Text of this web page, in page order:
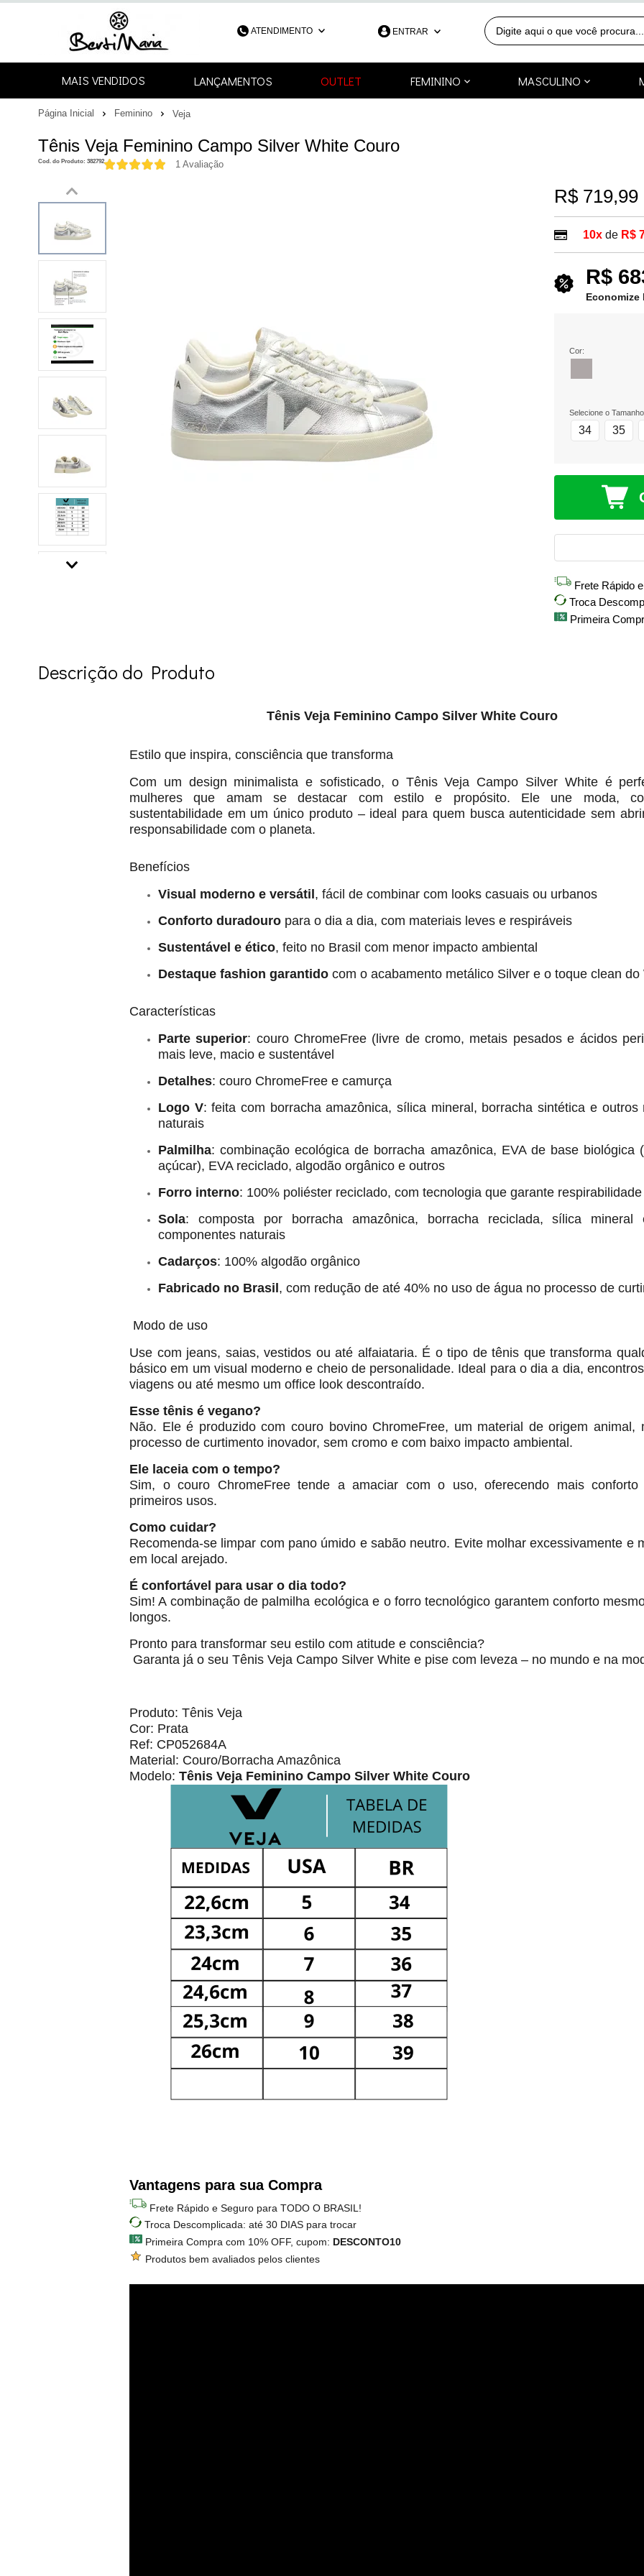
ATENDIMENTO
(48) 3052-4390
48991253418
ENTRAR
MAIS VENDIDOS LANÇAMENTOS OUTLET FEMININO MASCULINO
Página Inicial Feminino Veja
Tênis Veja Feminino Campo Silver White Couro
Cod. do Produto: 382792 1 Avaliação
R$ 719,99
10x de R$
R$
Economize
Cor:
Selecione o
34 35
Frete Rápido
Troca
Primeira
Descrição do Produto
Tênis Veja Feminino Campo Silver White Couro
Estilo que inspira, consciência que transforma
Com um design minimalista e sofisticado, o Tênis Veja Campo Silver White é
mulheres que amam se destacar com estilo e propósito. Ele une moda,
sustentabilidade em um único produto – ideal para quem busca autenticidade sem
responsabilidade com o planeta.
Benefícios
Visual moderno e versátil , fácil de combinar com looks casuais ou urbanos
Conforto duradouro para o dia a dia, com materiais leves e respiráveis
Sustentável e ético, feito no Brasil com menor impacto ambiental
Destaque fashion garantido com o acabamento metálico Silver e o toque clean do
Características
Parte superior: couro ChromeFree (livre de cromo, metais pesados e ácidos
mais leve, macio e sustentável
Detalhes: couro ChromeFree e camurça
Logo V: feita com borracha amazônica, sílica mineral, borracha sintética e outros
naturais
Palmilha: combinação ecológica de borracha amazônica, EVA de base biológica
açúcar), EVA reciclado, algodão orgânico e outros
Forro interno: 100% poliéster reciclado, com tecnologia que garante respirabilidade
Sola: composta por borracha amazônica, borracha reciclada, sílica mineral
componentes naturais
Cadarços: 100% algodão orgânico
Fabricado no Brasil , com redução de até 40% no uso de água no processo de
Modo de uso
Use com jeans, saias, vestidos ou até alfaiataria. É o tipo de tênis que transforma
básico em um visual moderno e cheio de personalidade. Ideal para o dia a dia,
viagens ou até mesmo um office look descontraído.
Esse tênis é vegano?
Não. Ele é produzido com couro bovino ChromeFree, um material de origem animal,
processo de curtimento inovador, sem cromo e com baixo impacto ambiental.
Ele laceia com o tempo?
Sim, o couro ChromeFree tende a amaciar com o uso, oferecendo mais
primeiros usos.
Como cuidar?
Recomenda-se limpar com pano úmido e sabão neutro. Evite molhar excessivamente e
em local arejado.
É confortável para usar o dia todo?
Sim! A combinação de palmilha ecológica e o forro tecnológico garantem conforto
longos.
Pronto para transformar seu estilo com atitude e consciência?
Garanta já o seu Tênis Veja Campo Silver White e pise com leveza – no mundo e na
Produto: Tênis Veja
Cor: Prata
Ref: CP052684A
Material: Couro/Borracha Amazônica
Modelo: Tênis Veja Feminino Campo Silver White Couro
Vantagens para sua Compra
Frete Rápido e Seguro para TODO O BRASIL!
Troca Descomplicada: até 30 DIAS para trocar
Primeira Compra com 10% OFF, cupom: DESCONTO10
Produtos bem avaliados pelos clientes